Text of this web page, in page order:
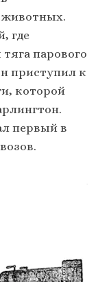
животных.
где
парового
приступил к
которой
первый в